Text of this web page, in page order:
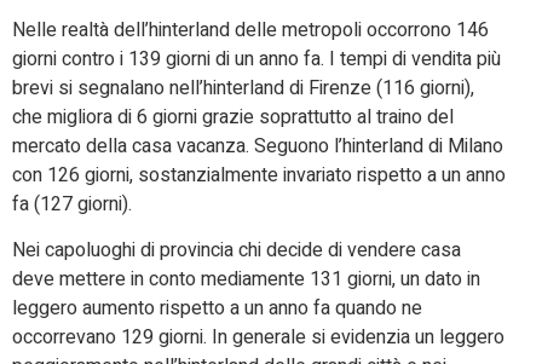
Nelle realtà dell’hinterland delle metropoli occorrono 146
giorni contro i 139 giorni di un anno fa. I tempi di vendita più
brevi si segnalano nell’hinterland di Firenze (116 giorni),
che migliora di 6 giorni grazie soprattutto al traino del
mercato della casa vacanza. Seguono l’hinterland di Milano
con 126 giorni, sostanzialmente invariato rispetto a un anno
fa (127 giorni).
Nei capoluoghi di provincia chi decide di vendere casa
deve mettere in conto mediamente 131 giorni, un dato in
leggero aumento rispetto a un anno fa quando ne
occorrevano 129 giorni. In generale si evidenzia un leggero